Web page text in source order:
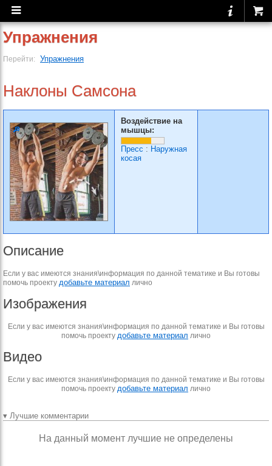
Упражнения
Перейти: Упражнения
Наклоны Самсона
Воздействие на
мышцы:
Пресс : Наружная
косая
Описание
Если у вас имеются знания\информация по данной тематике и Вы готовы
помочь проекту добавьте материал лично
Изображения
Если у вас имеются знания\информация по данной тематике и Вы готовы
помочь проекту добавьте материал лично
Видео
Если у вас имеются знания\информация по данной тематике и Вы готовы
помочь проекту добавьте материал лично
▾ Лучшие комментарии
На данный момент лучшие не определены